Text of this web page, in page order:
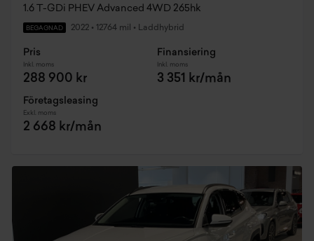
1.6 T-GDi PHEV Advanced 4WD 265hk
BEGAGNAD 2022 • 12764 mil • Laddhybrid
Pris
Inkl. moms
288 900 kr
Finansiering
Inkl. moms
3 351 kr/mån
Företagsleasing
Exkl. moms
2 668 kr/mån